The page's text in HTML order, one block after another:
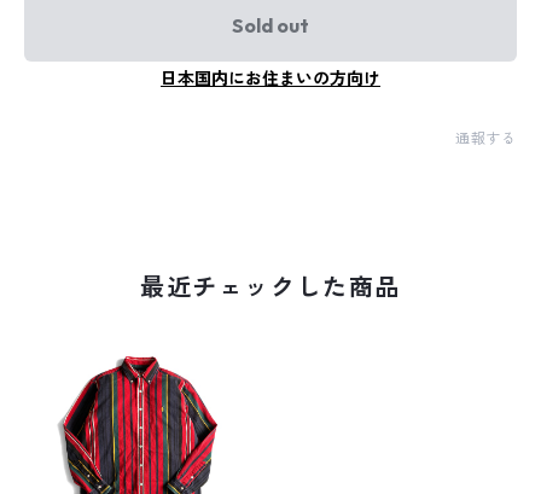
Sold out
日本国内にお住まいの方向け
通報する
最近チェックした商品